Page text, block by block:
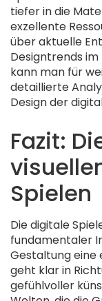
tiefer in die
exzellente
über aktuelle
Designtrends
kann man für
detaillierte
Design der
Fazit:
Spielen
Die digitale
fundamentaler
Gestaltung eine
geht klar in
gefühlvoller